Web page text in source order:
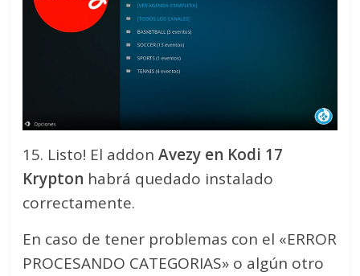
15. Listo! El addon Avezy en Kodi 17
Krypton habrá quedado instalado
correctamente.
En caso de tener problemas con el «ERROR
PROCESANDO CATEGORIAS» o algún otro